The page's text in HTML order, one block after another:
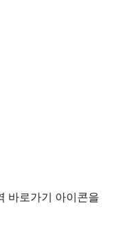
바로가기 아이콘을